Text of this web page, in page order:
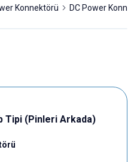
Konnektörü DC Power
Tipi (Pinleri Arkada)